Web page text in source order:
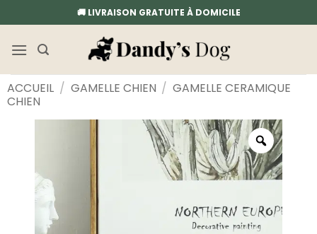
au
contenu
🚚 LIVRAISON GRATUITE À DOMICILE
ACCUEIL / GAMELLE CHIEN / GAMELLE CERAMIQUE
CHIEN